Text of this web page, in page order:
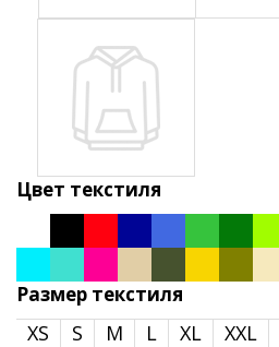
Цвет текстиля
Размер текстиля
XS S M L XL XXL